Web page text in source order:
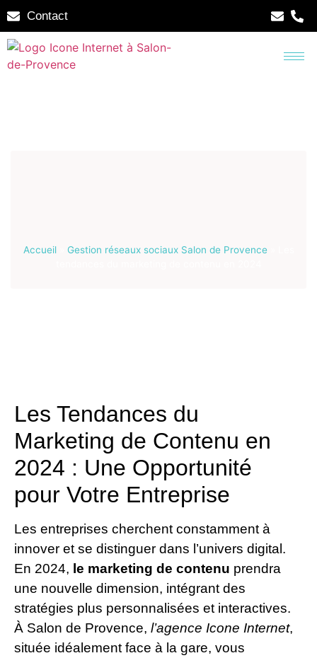
Contact
Accueil» Gestion réseaux sociaux Salon de Provence»
Les Tendances du
Marketing de Contenu en
2024 : Une Opportunité
pour Votre Entreprise
Les entreprises cherchent constamment à
innover et se distinguer dans l’univers digital.
En 2024, le marketing de contenu prendra
une nouvelle dimension, intégrant des
stratégies plus personnalisées et interactives.
À Salon de Provence, l’agence Icone Internet,
située idéalement face à la gare, vous